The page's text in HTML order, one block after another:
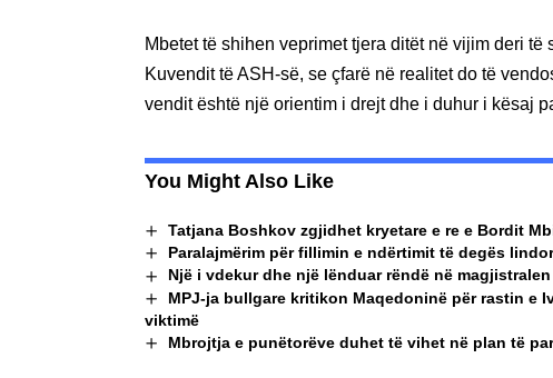
Mbetet të shihen veprimet tjera ditët në vijim deri
Kuvendit të ASH-së, se çfarë në realitet do të
vendit është një orientim i drejt dhe i duhur i kësaj
You Might Also Like
Tatjana Boshkov zgjidhet kryetare e re e Bordit
Paralajmërim për fillimin e ndërtimit të degës
Një i vdekur dhe një lënduar rëndë në
MPJ-ja bullgare kritikon Maqedoninë për rastin e
viktimë
Mbrojtja e punëtorëve duhet të vihet në plan të